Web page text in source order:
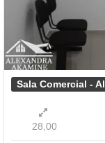
Sala Comercial -
28,00